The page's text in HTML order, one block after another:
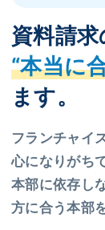
資料請求
“本当に
ます。
フランチャイ
心になりがち
本部に依存し
方に合う本部